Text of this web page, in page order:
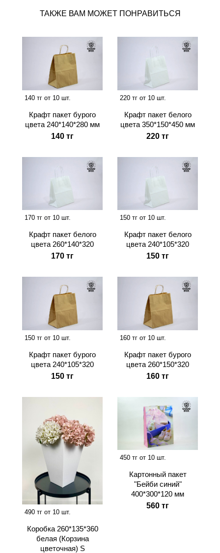
ТАКЖЕ ВАМ МОЖЕТ ПОНРАВИТЬСЯ
140 тг от 10 шт.
Крафт пакет бурого
цвета 240*140*280 мм
140 тг
220 тг от 10 шт.
Крафт пакет белого
цвета 350*150*450 мм
220 тг
170 тг от 10 шт.
Крафт пакет белого
цвета 260*140*320
170 тг
150 тг от 10 шт.
Крафт пакет белого
цвета 240*105*320
150 тг
150 тг от 10 шт.
Крафт пакет бурого
цвета 240*105*320
150 тг
160 тг от 10 шт.
Крафт пакет бурого
цвета 260*150*320
160 тг
490 тг от 10 шт.
Коробка 260*135*360
белая (Корзина
цветочная) S
450 тг от 10 шт.
Картонный пакет
"Бейби синий"
400*300*120 мм
560 тг